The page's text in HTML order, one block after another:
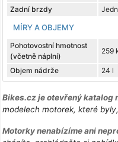
Zadní brzdy
MÍRY A OBJEMY
Pohotovostní hmotnost
(včetně náplní)
259
Objem nádrže 24 l
Bikes.cz je otevřený katalog
modelech motorek, které
Motorky nenabízíme ani